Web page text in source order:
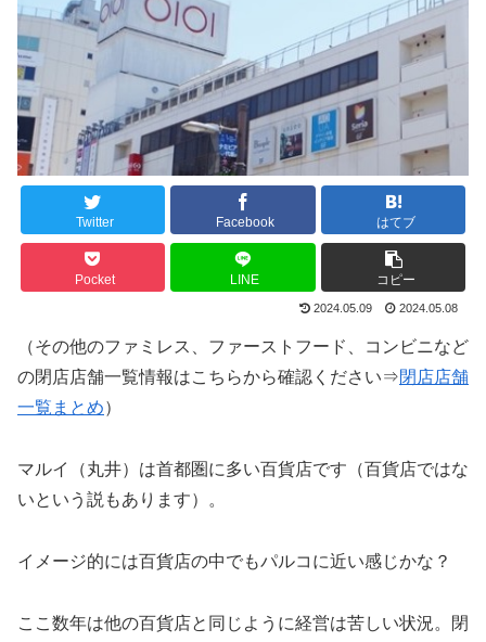
Twitter Facebook はてブ
Pocket LINE コピー
2024.05.09 2024.05.08
（その他のファミレス、ファーストフード、コンビニなど
の閉店店舗一覧情報はこちらから確認ください⇒閉店店舗
一覧まとめ）
マルイ（丸井）は首都圏に多い百貨店です（百貨店ではな
いという説もあります）。
イメージ的には百貨店の中でもパルコに近い感じかな？
ここ数年は他の百貨店と同じように経営は苦しい状況。閉